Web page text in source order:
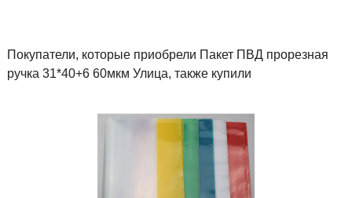
Покупатели, которые приобрели Пакет ПВД прорезная
ручка 31*40+6 60мкм Улица, также купили